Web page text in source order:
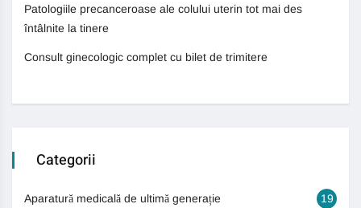
Patologiile precanceroase ale colului uterin tot mai des
întâlnite la tinere
Consult ginecologic complet cu bilet de trimitere
Categorii
Aparatură medicală de ultimă generație 19